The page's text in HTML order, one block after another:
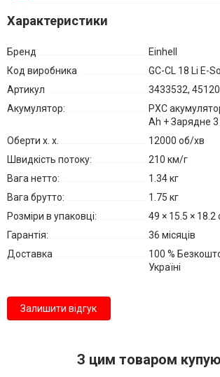
Характеристики
Бренд
Einhell
Код виробника
GC-CL 18 Li E-
Артикул
3433532,
Акумулятор:
PXC
Ah + Зарядне
Оберти х. х.
12000 об/хв
Швидкість потоку:
210 км/г
Вага нетто:
1.34 кг
Вага брутто:
1.75 кг
Розміри в упаковці:
49 × 15.5 × 18.2
Гарантія:
36 місяців
Доставка
100 %
Україні
Залишити відгук
З цим товаром